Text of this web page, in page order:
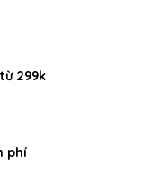
299k
phí